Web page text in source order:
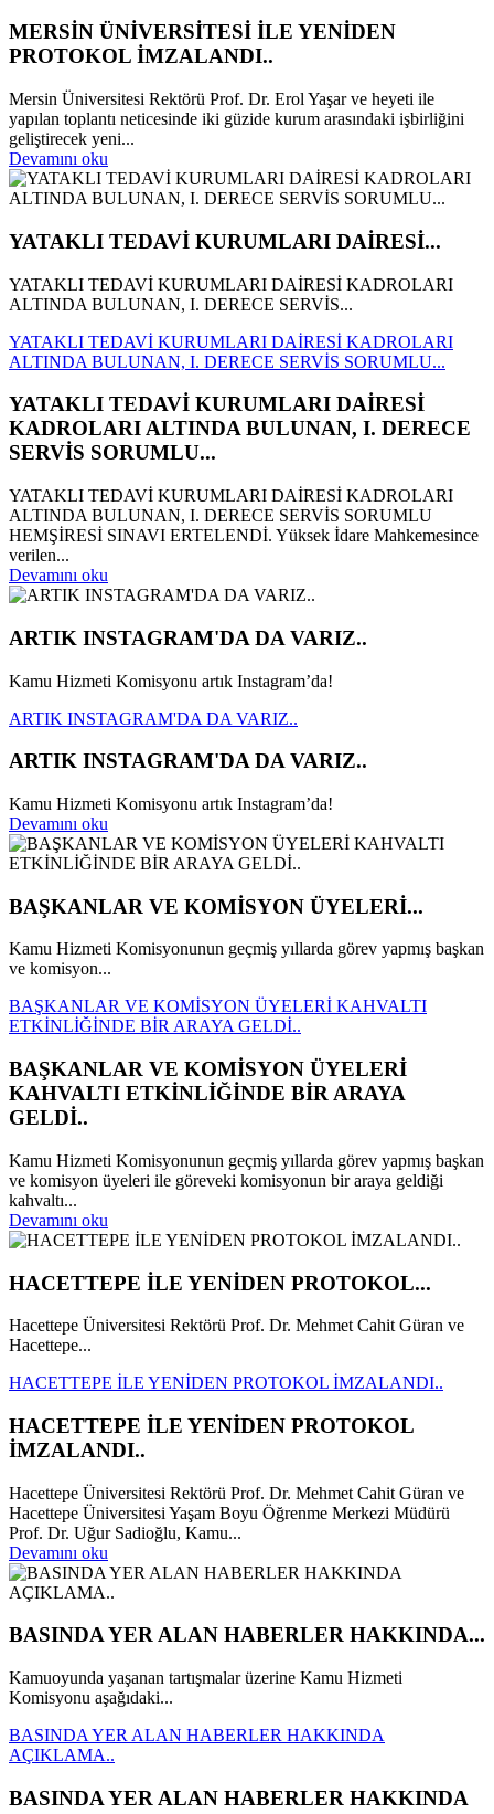
MERSİN ÜNİVERSİTESİ İLE YENİDEN
PROTOKOL İMZALANDI..
Mersin Üniversitesi Rektörü Prof. Dr. Erol Yaşar ve heyeti ile
yapılan toplantı neticesinde iki güzide kurum arasındaki işbirliğini
geliştirecek yeni...
Devamını oku
YATAKLI TEDAVİ KURUMLARI DAİRESİ...
YATAKLI TEDAVİ KURUMLARI DAİRESİ KADROLARI
ALTINDA BULUNAN, I. DERECE SERVİS...
YATAKLI TEDAVİ KURUMLARI DAİRESİ KADROLARI
ALTINDA BULUNAN, I. DERECE SERVİS SORUMLU...
YATAKLI TEDAVİ KURUMLARI DAİRESİ
KADROLARI ALTINDA BULUNAN, I. DERECE
SERVİS SORUMLU...
YATAKLI TEDAVİ KURUMLARI DAİRESİ KADROLARI
ALTINDA BULUNAN, I. DERECE SERVİS SORUMLU
HEMŞİRESİ SINAVI ERTELENDİ. Yüksek İdare Mahkemesince
verilen...
Devamını oku
ARTIK INSTAGRAM'DA DA VARIZ..
Kamu Hizmeti Komisyonu artık Instagram’da!
ARTIK INSTAGRAM'DA DA VARIZ..
ARTIK INSTAGRAM'DA DA VARIZ..
Kamu Hizmeti Komisyonu artık Instagram’da!
Devamını oku
BAŞKANLAR VE KOMİSYON ÜYELERİ...
Kamu Hizmeti Komisyonunun geçmiş yıllarda görev yapmış başkan
ve komisyon...
BAŞKANLAR VE KOMİSYON ÜYELERİ KAHVALTI
ETKİNLİĞİNDE BİR ARAYA GELDİ..
BAŞKANLAR VE KOMİSYON ÜYELERİ
KAHVALTI ETKİNLİĞİNDE BİR ARAYA
GELDİ..
Kamu Hizmeti Komisyonunun geçmiş yıllarda görev yapmış başkan
ve komisyon üyeleri ile göreveki komisyonun bir araya geldiği
kahvaltı...
Devamını oku
HACETTEPE İLE YENİDEN PROTOKOL...
Hacettepe Üniversitesi Rektörü Prof. Dr. Mehmet Cahit Güran ve
Hacettepe...
HACETTEPE İLE YENİDEN PROTOKOL İMZALANDI..
HACETTEPE İLE YENİDEN PROTOKOL
İMZALANDI..
Hacettepe Üniversitesi Rektörü Prof. Dr. Mehmet Cahit Güran ve
Hacettepe Üniversitesi Yaşam Boyu Öğrenme Merkezi Müdürü
Prof. Dr. Uğur Sadioğlu, Kamu...
Devamını oku
BASINDA YER ALAN HABERLER HAKKINDA...
Kamuoyunda yaşanan tartışmalar üzerine Kamu Hizmeti
Komisyonu aşağıdaki...
BASINDA YER ALAN HABERLER HAKKINDA
AÇIKLAMA..
BASINDA YER ALAN HABERLER HAKKINDA